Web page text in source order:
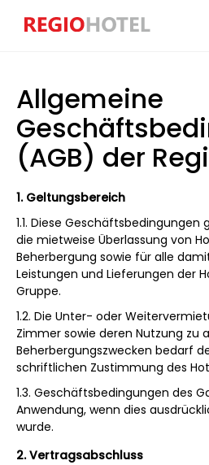
Allgemeine
(AGB) der
1. Geltungsbereich
1.1. Diese
die mietweise Überlassung von
Beherbergung sowie für alle
Leistungen und Lieferungen der
Gruppe.
1.2. Die Unter- oder
Zimmer sowie deren Nutzung zu
Beherbergungszwecken bedarf
schriftlichen Zustimmung des
1.3. Geschäftsbedingungen des
Anwendung, wenn dies
wurde.
2. Vertragsabschluss